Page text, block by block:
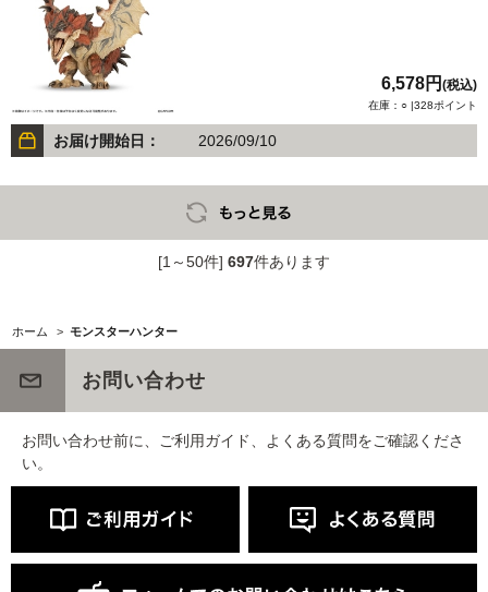
6,578円 (税込)
在庫：○ |328ポイント
お届け開始日： 2026/09/10
[1～50件] 697件あります
ホーム > モンスターハンター
お問い合わせ
お問い合わせ前に、ご利用ガイド、よくある質問をご確認くださ
い。